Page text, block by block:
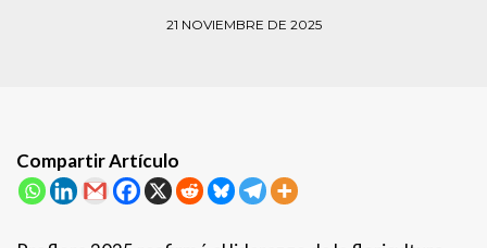
21 NOVIEMBRE DE 2025
Compartir Artículo